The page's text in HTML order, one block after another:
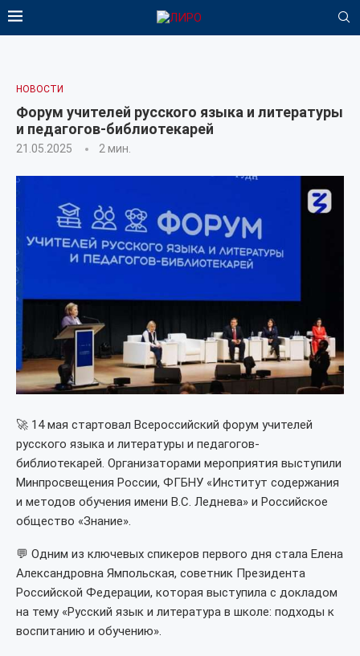
НОВОСТИ
Форум учителей русского языка и литературы
и педагогов-библиотекарей
21.05.2025 2 мин.
🚀 14 мая стартовал Всероссийский форум учителей
русского языка и литературы и педагогов-
библиотекарей. Организаторами мероприятия выступили
Минпросвещения России, ФГБНУ «Институт содержания
и методов обучения имени В.С. Леднева» и Российское
общество «Знание».
💬 Одним из ключевых спикеров первого дня стала Елена
Александровна Ямпольская, советник Президента
Российской Федерации, которая выступила с докладом
на тему «Русский язык и литература в школе: подходы к
воспитанию и обучению».